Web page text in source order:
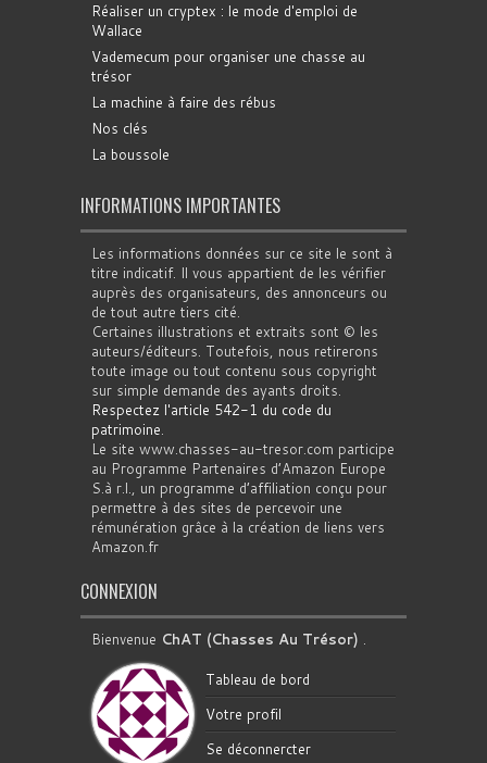
Réaliser un cryptex : le mode d'emploi de
Wallace
Vademecum pour organiser une chasse au
trésor
La machine à faire des rébus
Nos clés
La boussole
INFORMATIONS IMPORTANTES
Les informations données sur ce site le sont à
titre indicatif. Il vous appartient de les vérifier
auprès des organisateurs, des annonceurs ou
de tout autre tiers cité.
Certaines illustrations et extraits sont © les
auteurs/éditeurs. Toutefois, nous retirerons
toute image ou tout contenu sous copyright
sur simple demande des ayants droits.
Respectez l'article 542-1 du code du
patrimoine.
Le site www.chasses-au-tresor.com participe
au Programme Partenaires d’Amazon Europe
S.à r.l., un programme d’affiliation conçu pour
permettre à des sites de percevoir une
rémunération grâce à la création de liens vers
Amazon.fr
CONNEXION
Bienvenue ChAT (Chasses Au Trésor) .
Tableau de bord
Votre profil
Se déconnercter